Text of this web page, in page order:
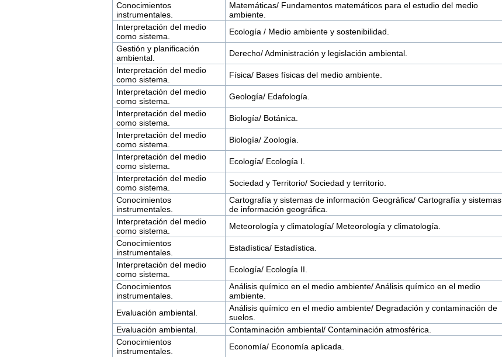
Conocimientos
instrumentales.
Matemáticas/ Fundamentos matemáticos para el estudio del medio
ambiente.
Interpretación del medio
como sistema.
Ecología / Medio ambiente y sostenibilidad.
Gestión y planificación
ambiental.
Derecho/ Administración y legislación ambiental.
Interpretación del medio
como sistema.
Física/ Bases físicas del medio ambiente.
Interpretación del medio
como sistema.
Geología/ Edafología.
Interpretación del medio
como sistema.
Biología/ Botánica.
Interpretación del medio
como sistema.
Biología/ Zoología.
Interpretación del medio
como sistema.
Ecología/ Ecología I.
Interpretación del medio
como sistema.
Sociedad y Territorio/ Sociedad y territorio.
Conocimientos
instrumentales.
Cartografía y sistemas de información Geográfica/ Cartografía y sistemas
de información geográfica.
Interpretación del medio
como sistema.
Meteorología y climatología/ Meteorología y climatología.
Conocimientos
instrumentales.
Estadística/ Estadística.
Interpretación del medio
como sistema.
Ecología/ Ecología II.
Conocimientos
instrumentales.
Análisis químico en el medio ambiente/ Análisis químico en el medio
ambiente.
Evaluación ambiental.
Análisis químico en el medio ambiente/ Degradación y contaminación de
suelos.
Evaluación ambiental.
Contaminación ambiental/ Contaminación atmosférica.
Conocimientos
instrumentales.
Economía/ Economía aplicada.